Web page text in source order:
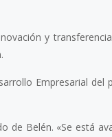
y
Empresarial del
de Belén. «Se está